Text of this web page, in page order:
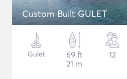
Custom Built GULET
Gulet
69 ft
21 m
12